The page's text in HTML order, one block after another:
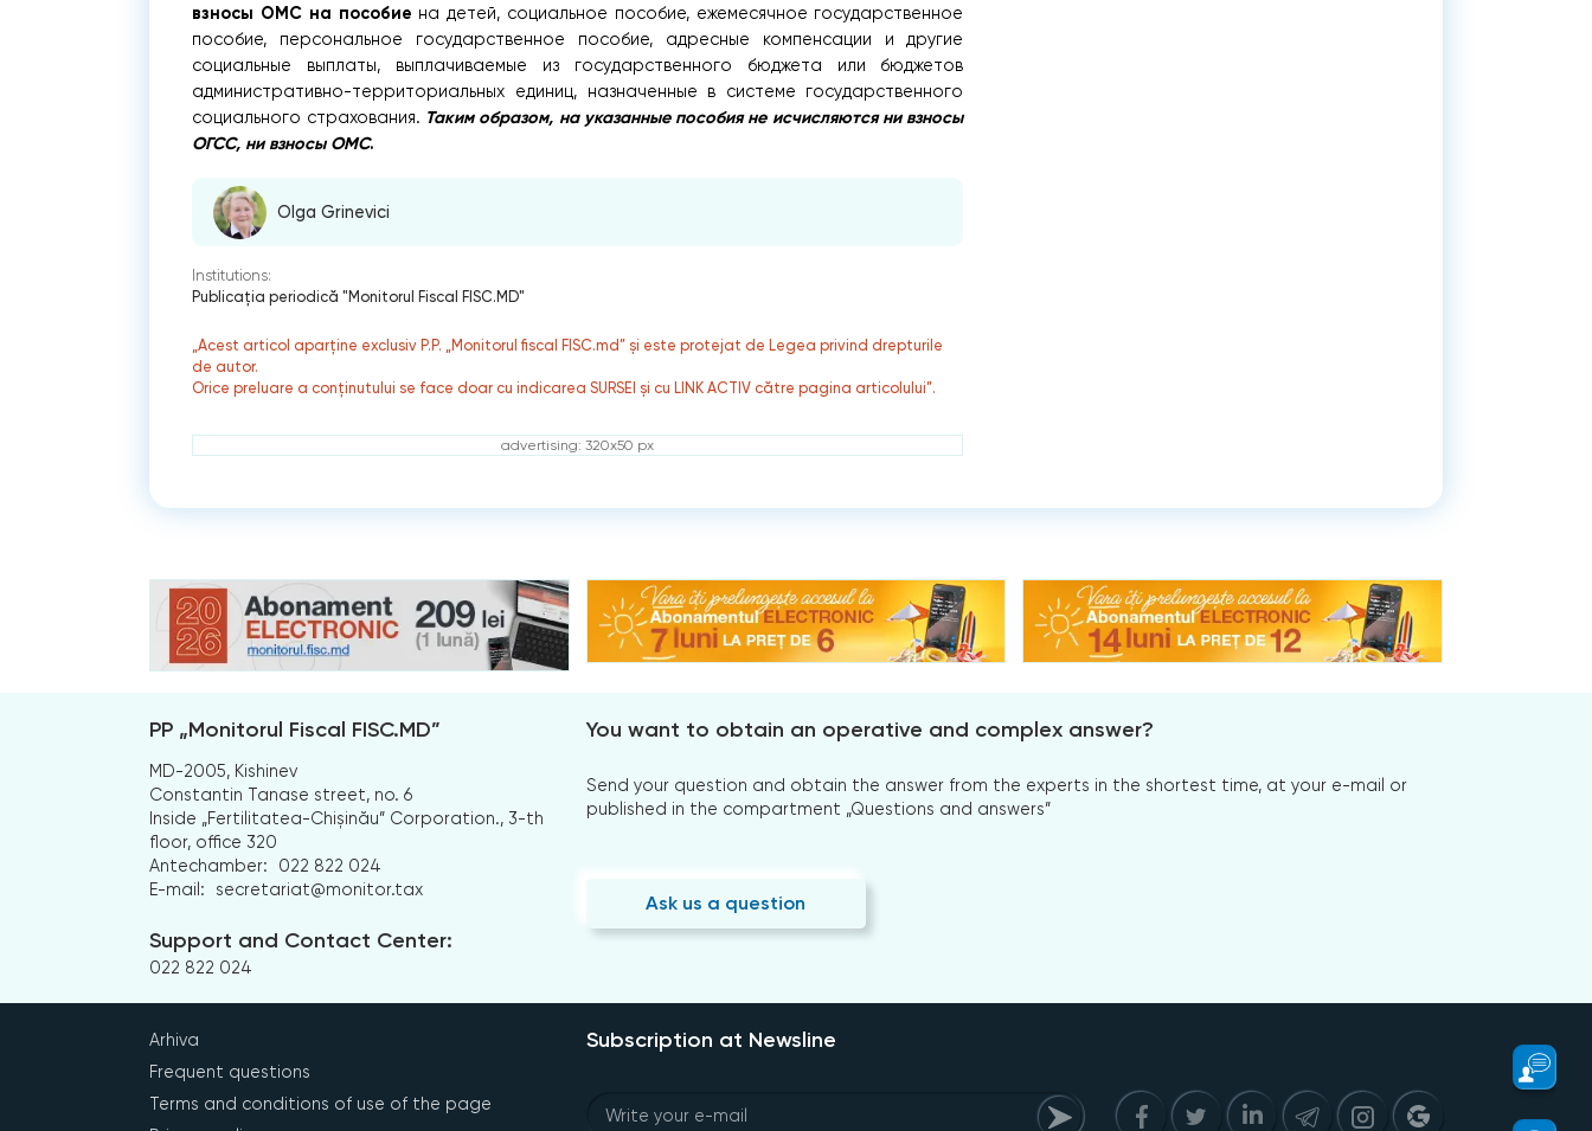
взносы ОМС на пособие на детей, социальное пособие, ежемесячное государственное
пособие, персональное государственное пособие, адресные компенсации и другие
социальные выплаты, выплачиваемые из государственного бюджета или бюджетов
административно-территориальных единиц, назначенные в системе государственного
социального страхования. Таким образом, на указанные пособия не исчисляются ни взносы
ОГСС, ни взносы ОМС.
Olga Grinevici
Institutions:
Publicaţia periodică "Monitorul Fiscal FISC.MD"
„Acest articol aparține exclusiv P.P. „Monitorul fiscal FISC.md” și este protejat de Legea privind drepturile
de autor.
Orice preluare a conținutului se face doar cu indicarea SURSEI și cu LINK ACTIV către pagina articolului”.
advertising: 320x50 px
PP „Monitorul Fiscal FISC.MD”
MD-2005, Kishinev
Constantin Tanase street, no. 6
Inside „Fertilitatea-Chișinău” Corporation., 3-th
floor, office 320
Antechamber:
022 822 024
E-mail:
secretariat@monitor.tax
Support and Contact Center:
022 822 024
You want to obtain an operative and complex answer?
Send your question and obtain the answer from the experts in the shortest time, at your e-mail or
published in the compartment „Questions and answers”
Ask us a question
Arhiva
Frequent questions
Terms and conditions of use of the page
Subscription at Newsline